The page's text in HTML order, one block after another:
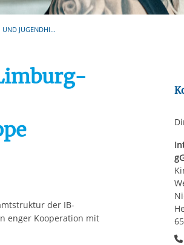
notwendige Cookies, die erforderlich zur
Website-Funktionen sind. Diese
von einer Einwilligung.
Automatische
UND JUGENDHI...
der IB-
enger Kooperation mit